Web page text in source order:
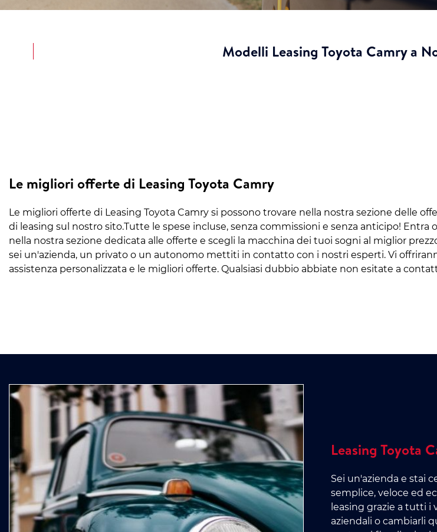
Modelli Leasing Toyota Camry a
Le migliori offerte di Leasing Toyota Camry
Le migliori offerte di Leasing Toyota Camry si possono trovare nella nostra sezione delle
di leasing sul nostro sito.Tutte le spese incluse, senza commissioni e senza anticipo! Entra
nella nostra sezione dedicata alle offerte e scegli la macchina dei tuoi sogni al miglior
sei un'azienda, un privato o un autonomo mettiti in contatto con i nostri esperti. Vi
assistenza personalizzata e le migliori offerte. Qualsiasi dubbio abbiate non esitate a
Leasing Toyota
Sei un'azienda e stai
semplice, veloce ed
leasing grazie a tutti i
aziendali o cambiarli